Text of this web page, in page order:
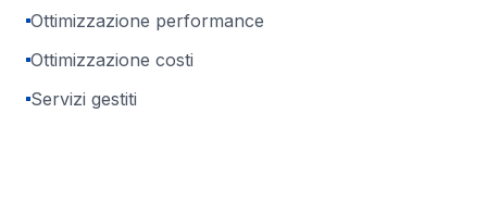
Ottimizzazione performance
Ottimizzazione costi
Servizi gestiti